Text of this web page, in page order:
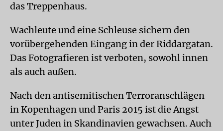
das Treppenhaus.
Wachleute und eine Schleuse sichern den
vorübergehenden Eingang in der Riddargatan.
Das Fotografieren ist verboten, sowohl innen
als auch außen.
Nach den antisemitischen Terroranschlägen
in Kopenhagen und Paris 2015 ist die Angst
unter Juden in Skandinavien gewachsen. Auch